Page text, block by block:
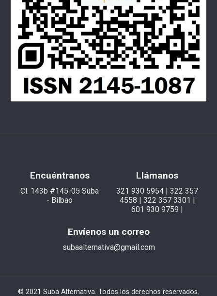
Encuéntranos
Cl. 143b #145-05 Suba
- Bilbao
Llámanos
321 930 5954 | 322 357
4558 | 322 357 3301 |
601 930 9759 |
Envíenos un correo
subaalternativa@gmail.com
© 2021 Suba Alternativa. Todos los derechos reservados.